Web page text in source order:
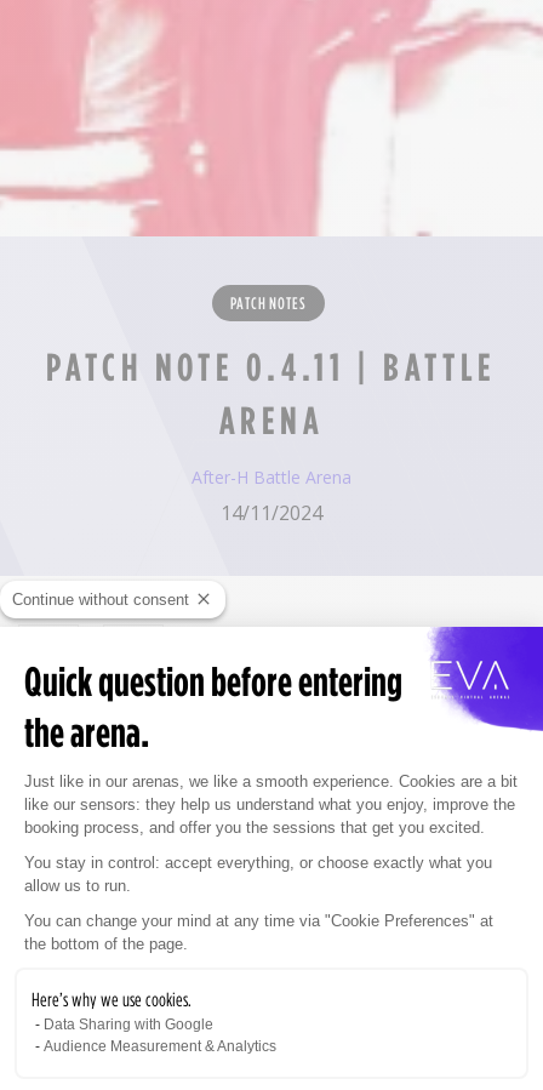
Continue without consent
Quick question before entering
the arena.
Consent Management Platform:
Just like in our arenas, we like a smooth experience. Cookies are a bit
like our sensors: they help us understand what you enjoy, improve the
booking process, and offer you the sessions that get you excited.
You stay in control: accept everything, or choose exactly what you
allow us to run.
You can change your mind at any time via "Cookie Preferences" at
the bottom of the page.
Here’s why we use cookies.
Data Sharing with Google
Audience Measurement & Analytics
PATCH NOTES
PATCH NOTE 0.4.11 | BATTLE
ARENA
After-H Battle Arena
14/11/2024
NOUVELLE FEATURE
ESPORT&CORRECTIFS
Et d'autres ajustements et correctifs pour AFTER-H
Date de sortie : 14/11/2024
proposant un nouvel outil de Pick & Ban pour les